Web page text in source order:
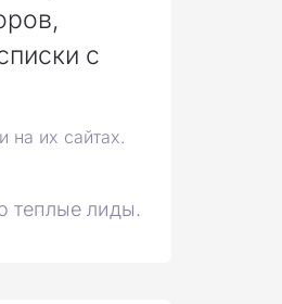
с
на их сайтах.
теплые лиды.